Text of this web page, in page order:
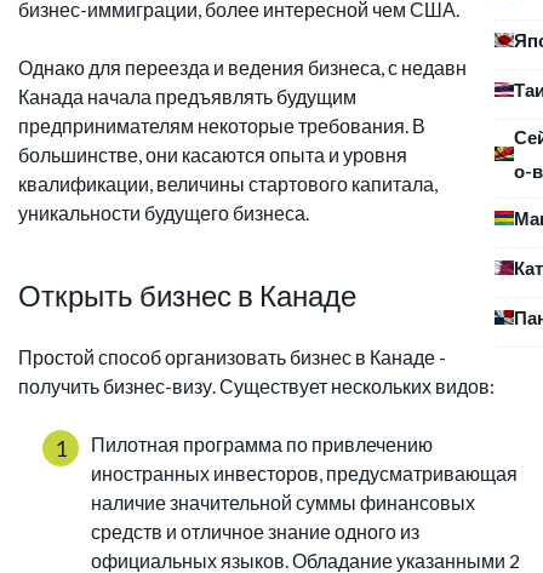
о-
бизнес-иммиграции, более интересной чем США.
Однако для переезда и ведения бизнеса, с недавних пор
Канада начала предъявлять будущим
предпринимателям некоторые требования. В
большинстве, они касаются опыта и уровня
квалификации, величины стартового капитала,
уникальности будущего бизнеса.
Открыть бизнес в Канаде
Простой способ организовать бизнес в Канаде -
получить бизнес-визу. Существует нескольких видов:
Пилотная программа по привлечению
иностранных инвесторов, предусматривающая
наличие значительной суммы финансовых
средств и отличное знание одного из
официальных языков. Обладание указанными 2